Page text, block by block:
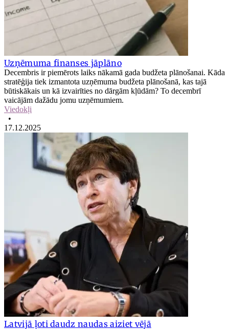
Uzņēmuma finanses jāplāno
Decembris ir piemērots laiks nākamā gada budžeta plānošanai. Kāda
stratēģija tiek izmantota uzņēmuma budžeta plānošanā, kas tajā
būtiskākais un kā izvairīties no dārgām kļūdām? To decembrī
vaicājām dažādu jomu uzņēmumiem.
Viedokļi
•
17.12.2025
Latvijā ļoti daudz naudas aiziet vējā